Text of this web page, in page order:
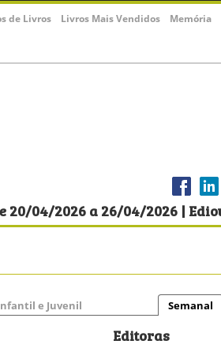
de Livros Livros Mais Vendidos Memória
20/04/2026 a 26/04/2026 |
e Juvenil Semanal
Editoras